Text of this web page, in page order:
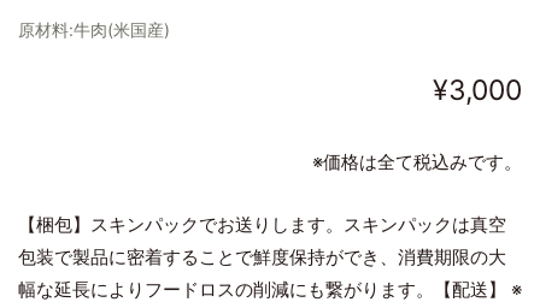
原材料:牛肉(米国産)
¥3,000
※価格は全て税込みです。
【梱包】スキンパックでお送りします。スキンパックは真空
包装で製品に密着することで鮮度保持ができ、消費期限の大
幅な延長によりフードロスの削減にも繋がります。【配送】 ※